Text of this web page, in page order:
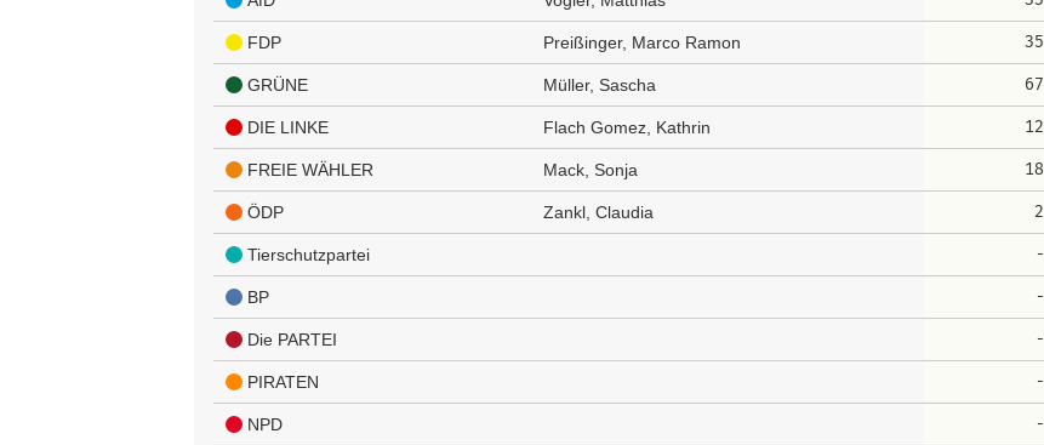
FDP Preißinger, Marco Ramon 35
GRÜNE Müller, Sascha 67
DIE LINKE Flach Gomez, Kathrin 12
FREIE WÄHLER Mack, Sonja 18
ÖDP Zankl, Claudia 2
Tierschutzpartei -
BP -
Die PARTEI -
PIRATEN -
NPD -